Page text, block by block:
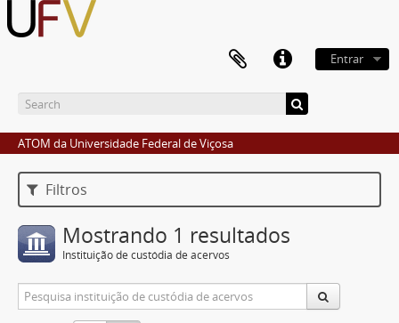
Entrar
ATOM da Universidade Federal de Viçosa
Filtros
Mostrando 1 resultados
Instituição de custódia de acervos